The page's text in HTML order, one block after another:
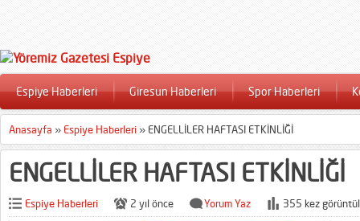
Espiye Haberleri Giresun Haberleri Spor Haberleri
Anasayfa » Espiye Haberleri » ENGELLİLER HAFTASI ETKİNLİĞİ
ENGELLİLER HAFTASI ETKİNLİĞİ
Espiye Haberleri 2 yıl önce Yorum Yaz 355 kez